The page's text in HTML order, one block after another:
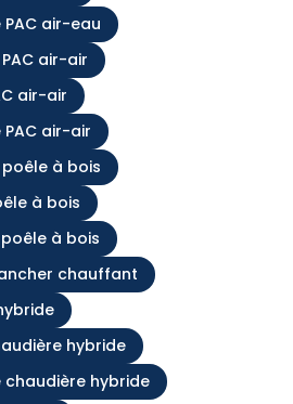
air-eau
air-air
air-air
air-air
à bois
à bois
à bois
chauffant
hybride
chaudière hybride